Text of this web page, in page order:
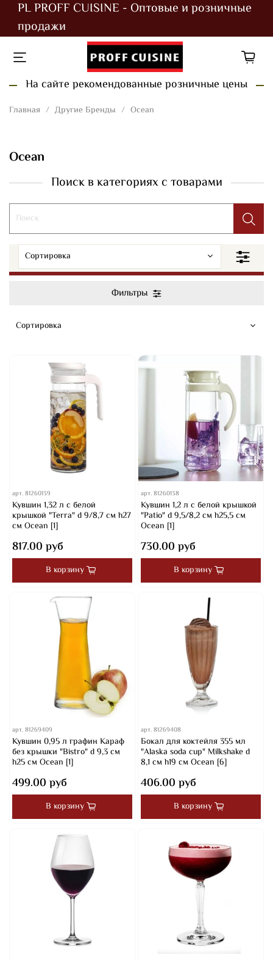
PL PROFF CUISINE - Оптовые и розничные
продажи
На сайте рекомендованные розничные цены
Главная Другие Бренды Ocean
Ocean
Поиск в категориях с товарами
Фильтры
арт.81260139
Кувшин 1,32 л с белой
крышкой "Terra" d 9/8,7 см h27
см Ocean [1]
817.00 руб
В корзину
арт.81260138
Кувшин 1,2 л с белой крышкой
"Patio" d 9,5/8,2 см h25,5 см
Ocean [1]
730.00 руб
В корзину
арт.81269409
Кувшин 0,95 л графин Караф
без крышки "Bistro" d 9,3 см
h25 см Ocean [1]
499.00 руб
В корзину
арт.81269408
Бокал для коктейля 355 мл
"Alaska soda cup" Milkshake d
8,1 см h19 см Ocean [6]
406.00 руб
В корзину